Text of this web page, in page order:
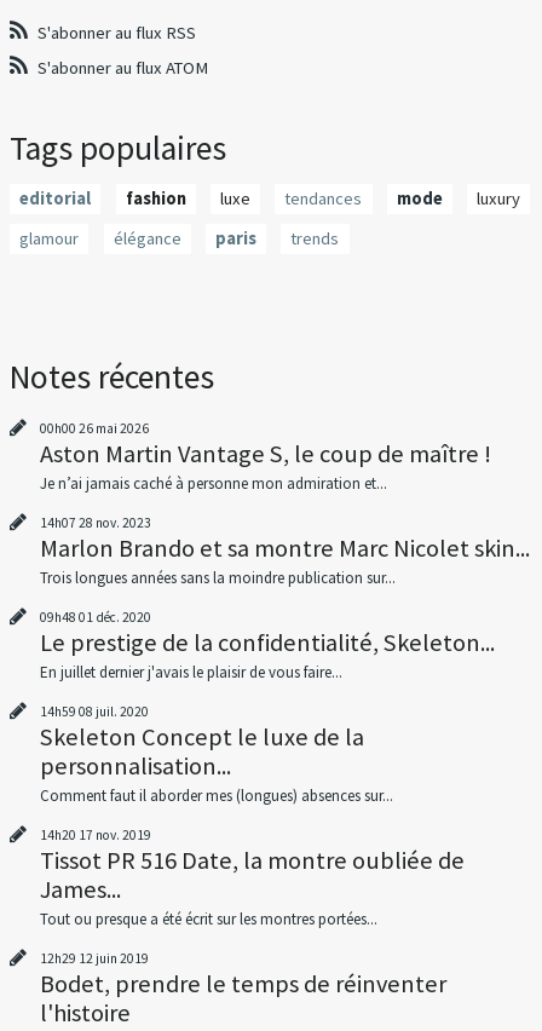
S'abonner au flux RSS
S'abonner au flux ATOM
Tags populaires
editorial fashion luxe tendances mode
luxury
glamour
élégance paris trends
Notes récentes
00h00 26 mai 2026
Aston Martin Vantage S, le coup de maître !
Je n’ai jamais caché à personne mon admiration et...
14h07 28 nov. 2023
Marlon Brando et sa montre Marc Nicolet skin...
Trois longues années sans la moindre publication sur...
09h48 01 déc. 2020
Le prestige de la confidentialité, Skeleton...
En juillet dernier j'avais le plaisir de vous faire...
14h59 08 juil. 2020
Skeleton Concept le luxe de la
personnalisation...
Comment faut il aborder mes (longues) absences sur...
14h20 17 nov. 2019
Tissot PR 516 Date, la montre oubliée de
James...
Tout ou presque a été écrit sur les montres portées...
12h29 12 juin 2019
Bodet, prendre le temps de réinventer
l'histoire